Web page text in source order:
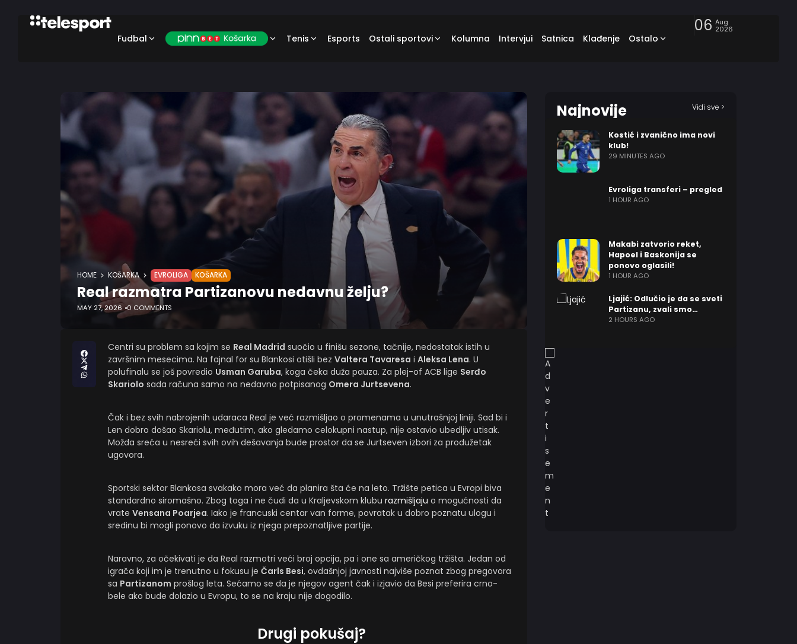
Fudbal Tenis Esports Ostali sportovi Kolumna Intervjui Satnica Klađenje Ostalo
06 Aug
2026
HOME KOŠARKA EVROLIGA KOŠARKA
Real razmatra Partizanovu nedavnu želju?
MAY 27, 2026 0 COMMENTS
Centri su problem sa kojim se Real Madrid suočio u finišu sezone, tačnije, nedostatak istih u
završnim mesecima. Na fajnal for su Blankosi otišli bez Valtera Tavaresa i Aleksa Lena. U
polufinalu se još povredio Usman Garuba, koga čeka duža pauza. Za plej-of ACB lige Serđo
Skariolo sada računa samo na nedavno potpisanog Omera Jurtsevena.
Čak i bez svih nabrojenih udaraca Real je već razmišljao o promenama u unutrašnjoj liniji. Sad bi i
Len dobro došao Skariolu, međutim, ako gledamo celokupni nastup, nije ostavio ubedljiv utisak.
Možda sreća u nesreći svih ovih dešavanja bude prostor da se Jurtseven izbori za produžetak
ugovora.
Sportski sektor Blankosa svakako mora već da planira šta će na leto. Tržište petica u Evropi biva
standardno siromašno. Zbog toga i ne čudi da u Kraljevskom klubu razmišljaju o mogućnosti da
vrate Vensana Poarjea. Iako je francuski centar van forme, povratak u dobro poznatu ulogu i
sredinu bi mogli ponovo da izvuku iz njega prepoznatljive partije.
Naravno, za očekivati je da Real razmotri veći broj opcija, pa i one sa američkog tržišta. Jedan od
igrača koji im je trenutno u fokusu je Čarls Besi, ovdašnjoj javnosti najviše poznat zbog pregovora
sa Partizanom prošlog leta. Sećamo se da je njegov agent čak i izjavio da Besi preferira crno-
bele ako bude dolazio u Evropu, to se na kraju nije dogodilo.
Drugi pokušaj?
Najnovije Vidi sve >
Kostić i zvanično ima novi
klub!
29 MINUTES AGO
Evroliga transferi – pregled
1 HOUR AGO
Makabi zatvorio reket,
Hapoel i Baskonija se
ponovo oglasili!
1 HOUR AGO
Ljajić: Odlučio je da se sveti
Partizanu, zvali smo…
2 HOURS AGO